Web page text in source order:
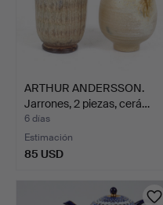
ARTHUR ANDERSSON.
Jarrones, 2 piezas, cerá…
6 días
Estimación
85 USD